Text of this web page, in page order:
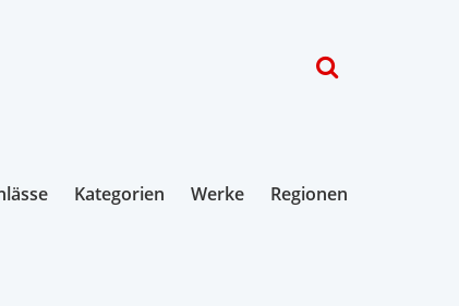
Kategorien Werke Regionen